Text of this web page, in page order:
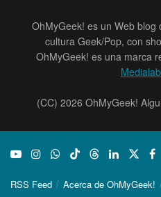
OhMyGeek! es un Web
cultura Geek/Pop, con
OhMyGeek! es una marca
(CC) 2026 OhMyGeek!
RSS Feed Acerca de OhMyGeek!